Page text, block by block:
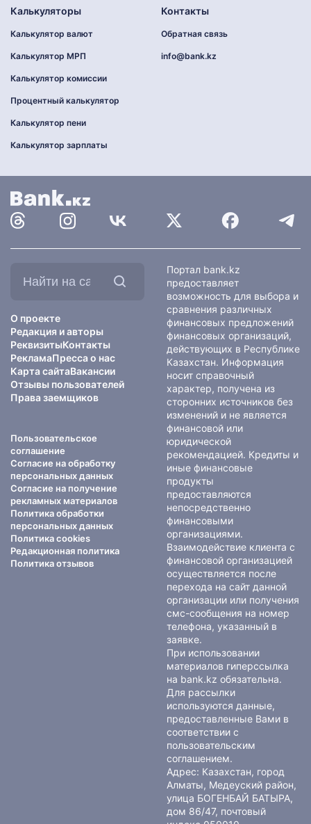
Калькуляторы
Калькулятор валют
Калькулятор МРП
Калькулятор комиссии
Процентный калькулятор
Калькулятор пени
Калькулятор зарплаты
Контакты
Обратная связь
info@bank.kz
О проекте
Редакция и авторы
РеквизитыКонтакты
РекламаПресса о нас
Карта сайтаВакансии
Отзывы пользователей
Права заемщиков
Пользовательское
соглашение
Согласие на обработку
персональных данных
Согласие на получение
рекламных материалов
Политика обработки
персональных данных
Политика cookies
Редакционная политика
Политика отзывов
Портал bank.kz
предоставляет
возможность для выбора и
сравнения различных
финансовых предложений
финансовых организаций,
действующих в Республике
Казахстан. Информация
носит справочный
характер, получена из
сторонних источников без
изменений и не является
финансовой или
юридической
рекомендацией. Кредиты и
иные финансовые
продукты
предоставляются
непосредственно
финансовыми
организациями.
Взаимодействие клиента с
финансовой организацией
осуществляется после
перехода на сайт данной
организации или получения
смс-сообщения на номер
телефона, указанный в
заявке.
При использовании
материалов гиперссылка
на bank.kz обязательна.
Для рассылки
используются данные,
предоставленные Вами в
соответствии с
пользовательским
соглашением.
Адрес: Казахстан, город
Алматы, Медеуский район,
улица БОГЕНБАЙ БАТЫРА,
дом 86/47, почтовый